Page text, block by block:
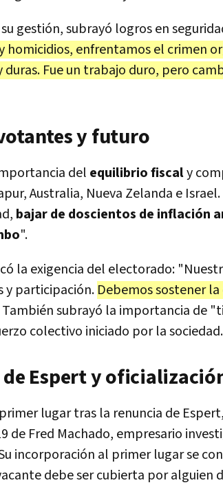
gestión, subrayó logros en
homicidios, enfrentamos el crimen
duras. Fue un trabajo duro, pero
y futuro
del equilibrio fiscaly
Australia, Nueva Zelanda e
bajar de doscientos de inflación
".
la exigencia del electorado:
y participación. Debemos sostener
También subrayó la importancia de
colectivo iniciado por la sociedad.
de Espert y
lugar tras la renuncia de
de Fred Machado, empresario
incorporación al primer lugar se
debe ser cubierta por alguien